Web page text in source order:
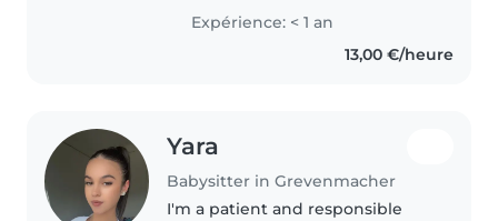
a social worker:)) I already
worked two summers in a
center for people with
Expérience: < 1 an
13,00 €/heure
Yara
Babysitter in Grevenmacher
I'm a patient and responsible